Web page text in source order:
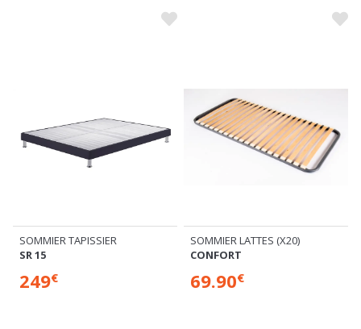
SOMMIER TAPISSIER
SR 15
249€
SOMMIER LATTES (X20)
CONFORT
69.90€